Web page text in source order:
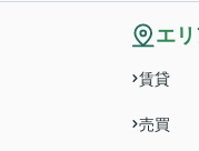
エ
賃貸
売買